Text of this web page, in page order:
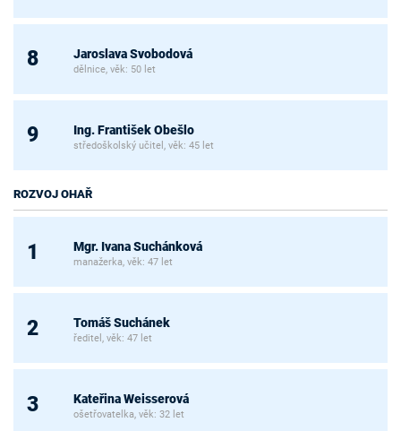
8 Jaroslava Svobodová
dělnice, věk: 50 let
9 Ing. František Obešlo
středoškolský učitel, věk: 45 let
ROZVOJ OHAŘ
1 Mgr. Ivana Suchánková
manažerka, věk: 47 let
2 Tomáš Suchánek
ředitel, věk: 47 let
3 Kateřina Weisserová
ošetřovatelka, věk: 32 let